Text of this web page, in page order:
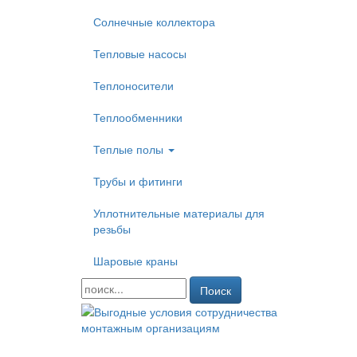
Солнечные коллектора
Тепловые насосы
Теплоносители
Теплообменники
Теплые полы
Трубы и фитинги
Уплотнительные материалы для
резьбы
Шаровые краны
Поиск